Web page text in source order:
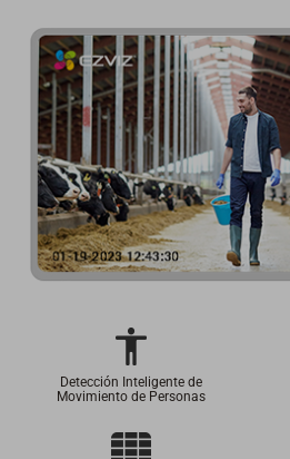
Detección Inteligente de
Movimiento de Personas